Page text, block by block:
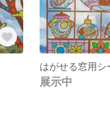
展示中